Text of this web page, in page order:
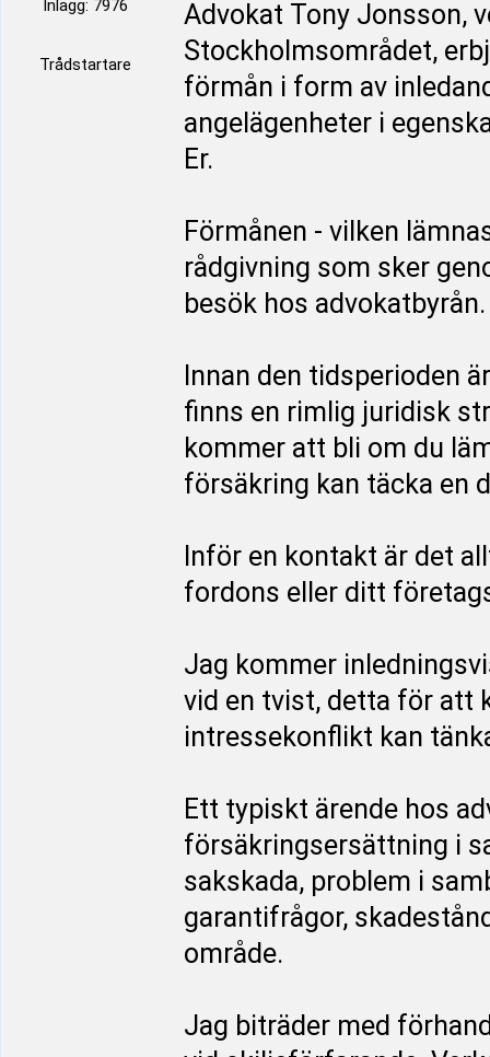
Inlägg: 7976
Trådstartare
Advokat Tony Jonsson,
Stockholmsområdet,
förmån i form av
angelägenheter i
Er.
Förmånen - vilken
rådgivning som sker
besök hos advokatbyrån.
Innan den tidsperioden
finns en rimlig juridisk
kommer att bli om du
försäkring kan täcka en
Inför en kontakt är det
fordons eller ditt
Jag kommer
vid en tvist, detta för att
intressekonflikt kan
Ett typiskt ärende hos
försäkringsersättning i
sakskada, problem i
garantifrågor,
område.
Jag biträder med